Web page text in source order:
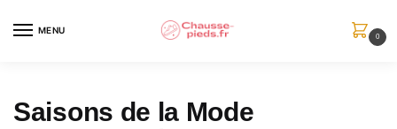
MENU
0
Saisons de la Mode